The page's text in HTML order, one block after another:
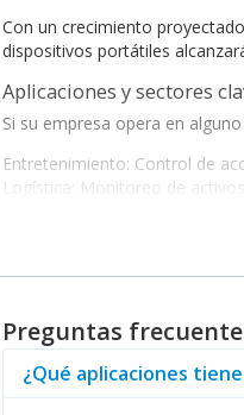
Con un crecimiento
dispositivos portátiles
Aplicaciones y sectores
Si su empresa opera en
Entretenimiento: Control de
Logística: Monitoreo de
solución adecuada, su
Opción de compra en
Entre las opciones
permitiendo que las
necesidades específicas de
Preguntas
¿Qué aplicaciones